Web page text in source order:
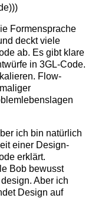
Formensprache
deckt viele
ab. Es gibt klare
in 3GL-Code.
Flow-
ich bin natürlich
einer Design-
erklärt.
Bob bewusst
Aber ich
Design auf